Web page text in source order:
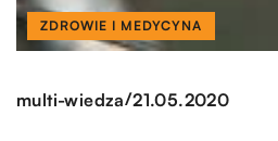
ZDROWIE I MEDYCYNA
multi-wiedza/21.05.2020